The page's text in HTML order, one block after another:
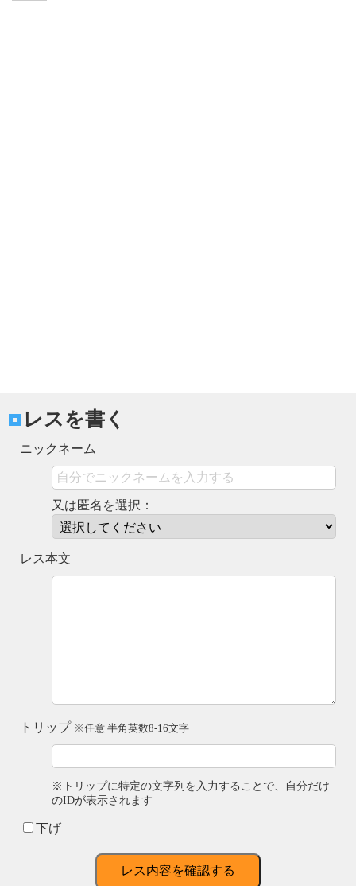
レスを書く
ニックネーム
又は匿名を選択：
レス本文
トリップ ※任意 半角英数8-16文字
※トリップに特定の文字列を入力することで、自分だけ
のIDが表示されます
下げ
レス内容を確認する